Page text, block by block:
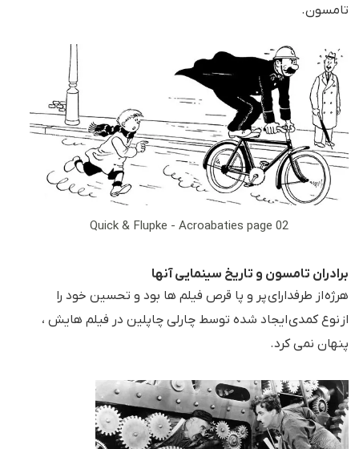
تامسون.
Quick & Flupke - Acroabaties page 02
برادران تامسون و تاریخ سینمایی آنها
هرژه از طرفدارای پر و پا قرص فیلم ها بود و تحسین خود را
از نوع کمدی ایجاد شده توسط چارلی چاپلین در فیلم هایش ،
پنهان نمی کرد.